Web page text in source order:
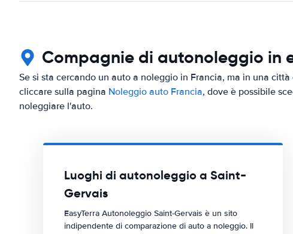
Compagnie di autonoleggio in
Se si sta cercando un auto a noleggio in Francia, ma in una
cliccare sulla pagina Noleggio auto Francia, dove è possibile
noleggiare l'auto.
Luoghi di autonoleggio a Saint-
Gervais
EasyTerra Autonoleggio Saint-Gervais è un sito
indipendente di comparazione di auto a noleggio. Il